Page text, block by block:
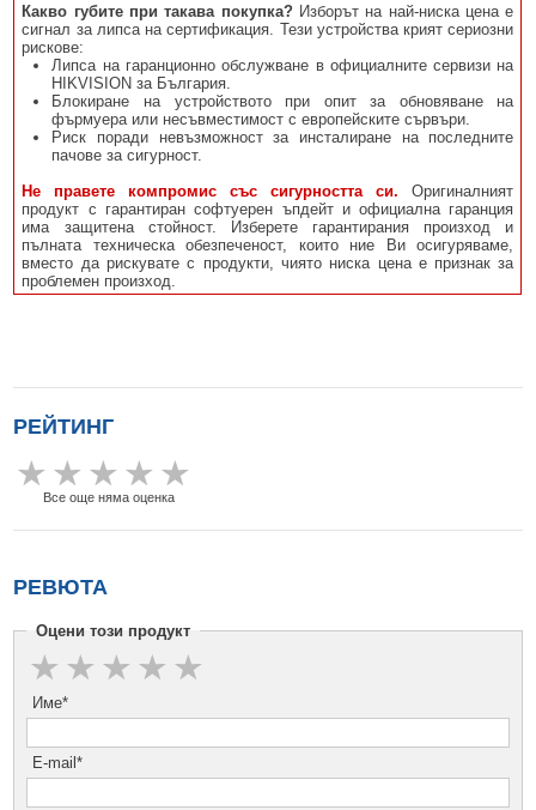
Какво губите при такава покупка?Изборът на най-ниска цена е
сигнал за липса на сертификация. Тези устройства крият сериозни
рискове:
Липса на гаранционно обслужване в официалните сервизи на
HIKVISION за България.
Блокиране на устройството при опит за обновяване на
фърмуера или несъвместимост с европейските сървъри.
Риск поради невъзможност за инсталиране на последните
пачове за сигурност.
Не правете компромис със сигурността си. Оригиналният
продукт с гарантиран софтуерен ъпдейт и официална гаранция
има защитена стойност. Изберете гарантирания произход и
пълната техническа обезпеченост, които ние Ви осигуряваме,
вместо да рискувате с продукти, чиято ниска цена е признак за
проблемен произход.
РЕЙТИНГ
Все още няма оценка
РЕВЮТА
Оцени този продукт
Име*
E-mail*